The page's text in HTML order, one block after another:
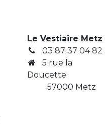
Le Vestiaire Metz
03 87 37 04 82
5 rue la
Doucette
57000 Metz